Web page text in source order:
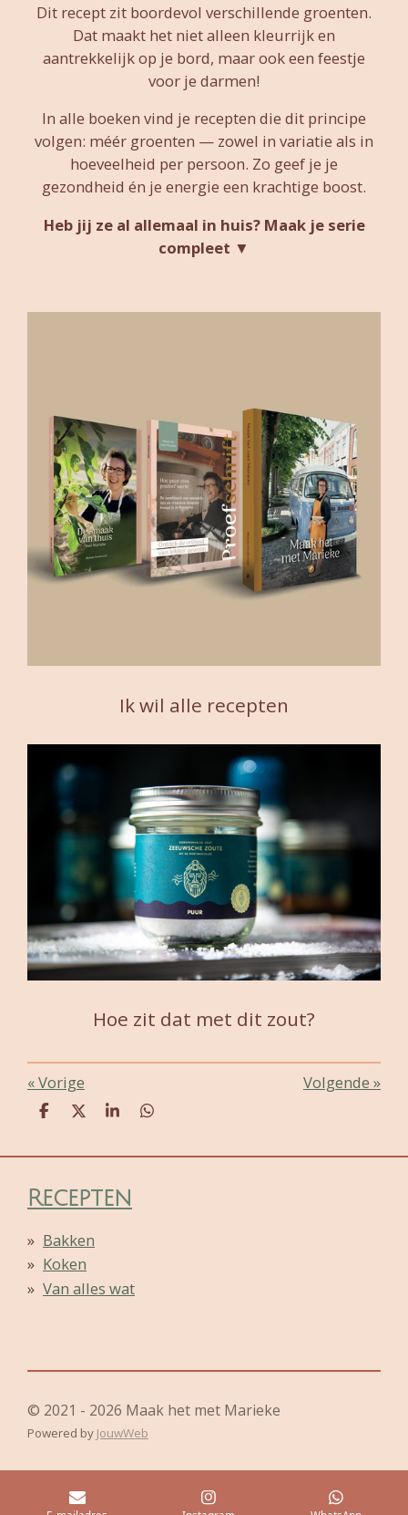
Dit recept zit boordevol verschillende groenten.
Dat maakt het niet alleen kleurrijk en
aantrekkelijk op je bord, maar ook een feestje
voor je darmen!
In alle boeken vind je recepten die dit principe
volgen: méér groenten — zowel in variatie als in
hoeveelheid per persoon. Zo geef je je
gezondheid én je energie een krachtige boost.
Heb jij ze al allemaal in huis? Maak je serie
compleet ▼
Ik wil alle recepten
Hoe zit dat met dit zout?
«Vorige Volgende »
D
e
D
l
S
r
D
e
Recepten
Bakken
Koken
Van alles wat
© 2021 - 2026 Maak het met Marieke
Powered by JouwWeb